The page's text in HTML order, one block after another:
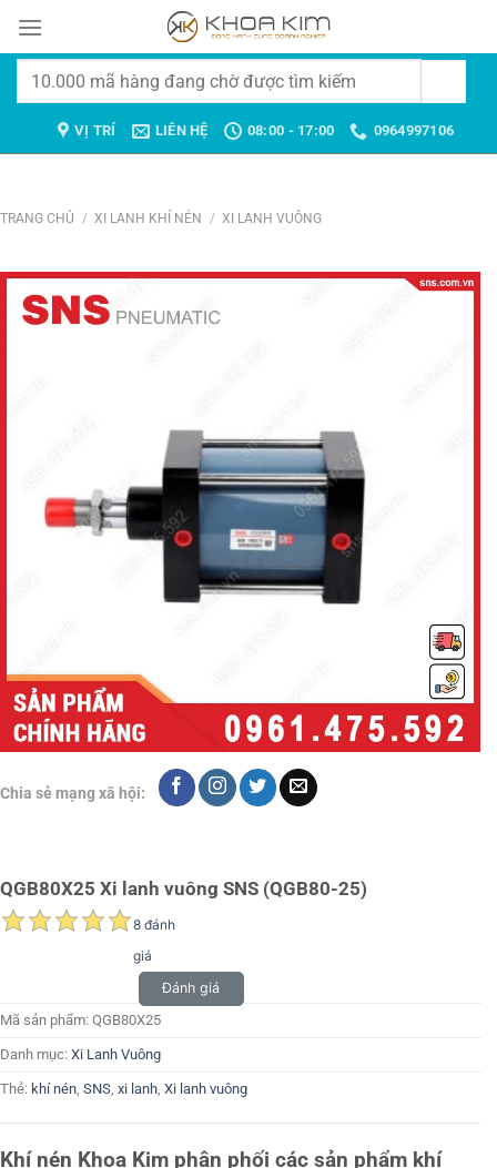
đến
Tìm
VỊ TRÍ LIÊN HỆ 08:00 - 17:00 0964997106
TRANG CHỦ / XI LANH KHÍ NÉN / XI LANH VUÔNG
Chia sẻ mạng xã hội:
QGB80X25 Xi lanh vuông SNS (QGB80-25)
8 đánh
giá
Đánh giá
Mã sản phẩm: QGB80X25
Danh mục: Xi Lanh Vuông
Thẻ: khí nén SNS xi lanh Xi lanh vuông
Khí nén Khoa Kim phân phối các sản phẩm khí